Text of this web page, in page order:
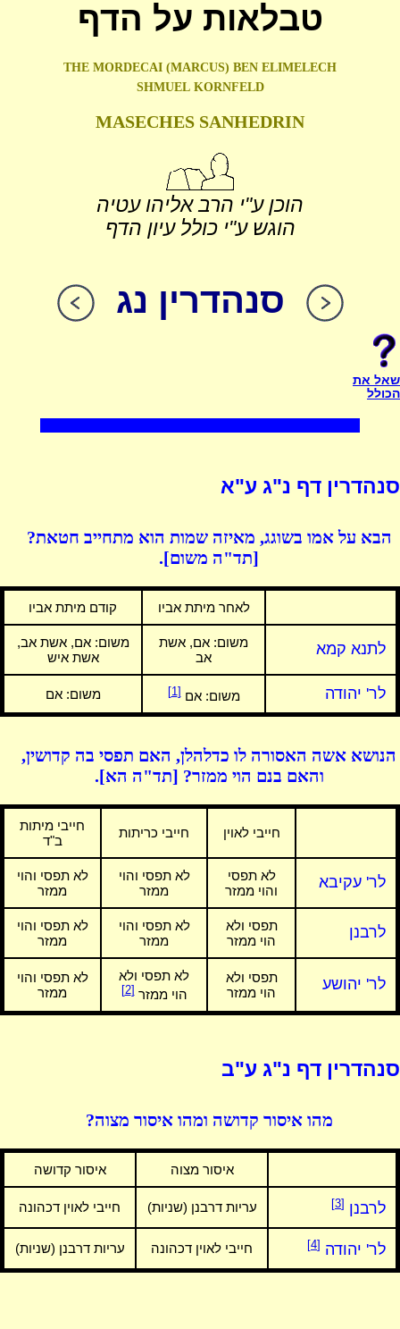
טבלאות על הדף
THE MORDECAI (MARCUS) BEN ELIMELECH
SHMUEL KORNFELD
MASECHES SANHEDRIN
הוכן ע"י הרב אליהו עטיה
הוגש ע"י כולל עיון הדף
סנהדרין נג
שאל את
הכולל
סנהדרין דף נ"ג ע"א
הבא על אמו בשוגג, מאיזה שמות הוא מתחייב חטאת?
[תד"ה משום].
לאחר מיתת אביו קודם מיתת אביו
לתנא קמא משום: אם, אשת
אב
משום: אם, אשת אב,
אשת איש
לר' יהודה משום: אם[1] משום: אם
הנושא אשה האסורה לו כדלהלן, האם תפסי בה קדושין,
והאם בנם הוי ממזר? [תד"ה הא].
חייבי לאוין חייבי כריתות
חייבי מיתות
ב"ד
לר' עקיבא
לא תפסי
והוי ממזר
לא תפסי והוי
ממזר
לא תפסי והוי
ממזר
לרבנן
תפסי ולא
הוי ממזר
לא תפסי והוי
ממזר
לא תפסי והוי
ממזר
לר' יהושע
תפסי ולא
הוי ממזר
לא תפסי ולא
הוי ממזר[2]
לא תפסי והוי
ממזר
סנהדרין דף נ"ג ע"ב
מהו איסור קדושה ומהו איסור מצוה?
איסור מצוה איסור קדושה
לרבנן [3] עריות דרבנן (שניות) חייבי לאוין דכהונה
לר' יהודה [4] חייבי לאוין דכהונה עריות דרבנן (שניות)